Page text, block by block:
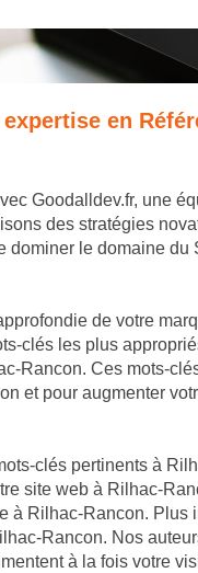
en
Goodalldev.fr, une
des stratégies
dominer le domaine du
de votre
clés les plus
Rancon. Ces mots-
et pour augmenter
clés pertinents à
site web à Rilhac-
à Rilhac-Rancon. Plus
Rancon. Nos
à la fois votre